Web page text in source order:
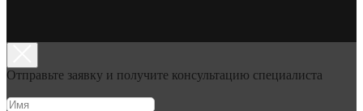
Отправьте заявку и получите консультацию специалиста